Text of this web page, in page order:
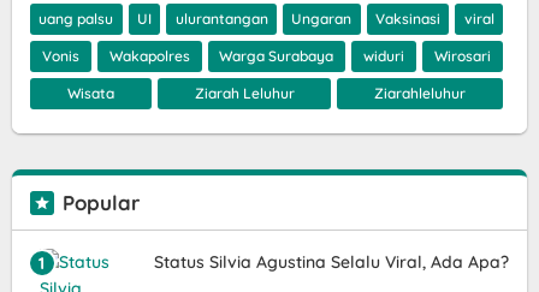
uang palsu UI ulurantangan Ungaran Vaksinasi viral
Vonis Wakapolres Warga Surabaya widuri Wirosari
Wisata Ziarah Leluhur Ziarahleluhur
Popular
Status Silvia Agustina Selalu Viral, Ada Apa?